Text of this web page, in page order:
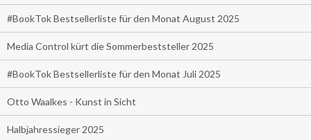
#BookTok Bestsellerliste für den Monat August 2025
Media Control kürt die Sommerbeststeller 2025
#BookTok Bestsellerliste für den Monat Juli 2025
Otto Waalkes - Kunst in Sicht
Halbjahressieger 2025